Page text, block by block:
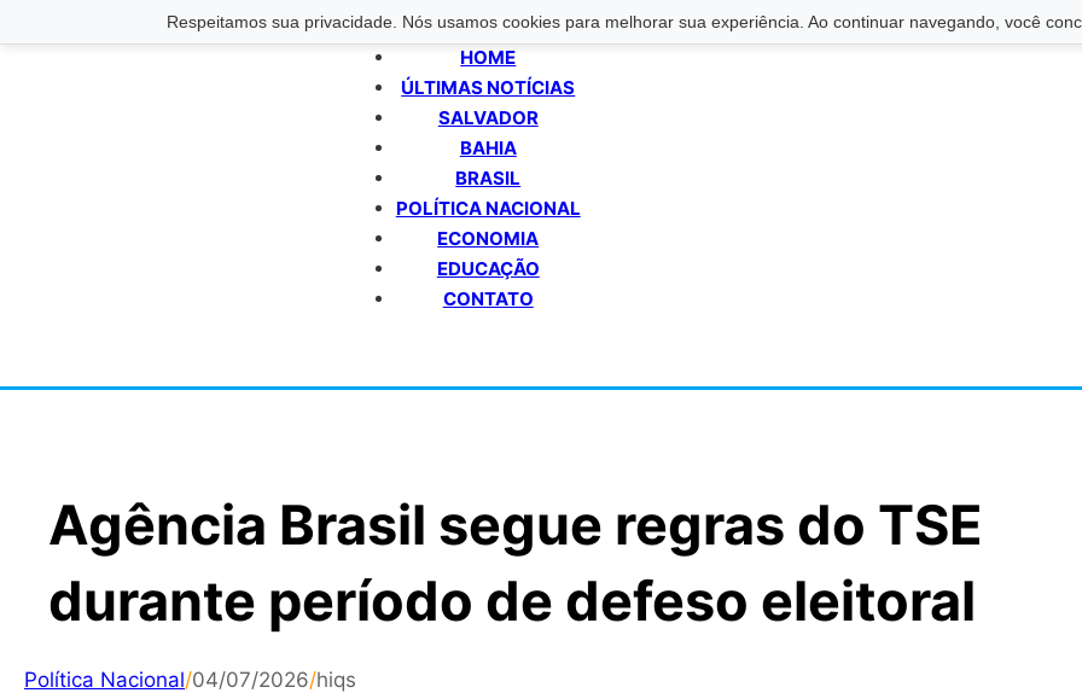
Respeitamos sua privacidade. Nós usamos cookies para melhorar sua experiência. Ao continuar navegando, você
HOME
ÚLTIMAS NOTÍCIAS
SALVADOR
BAHIA
BRASIL
POLÍTICA NACIONAL
ECONOMIA
EDUCAÇÃO
CONTATO
Agência Brasil segue regras do TSE
durante período de defeso eleitoral
Política Nacional/04/07/2026/hiqs